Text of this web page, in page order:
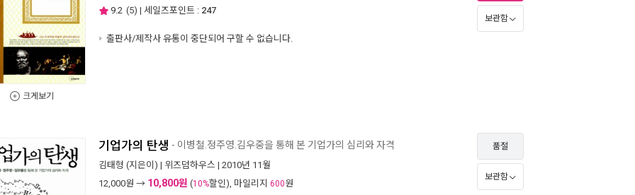
크게보기
9.2 (5) | 세일즈포인트 : 247
출판사/제작사 유통이 중단되어 구할 수 없습니다.
보관함
기업가의 탄생 - 이병철.정주영.김우중을 통해 본 기업가의 심리와 자격
김태형 (지은이) | 위즈덤하우스 | 2010년 11월
12,000원 → 10,800원 (10%할인), 마일리지 600원
품절
보관함